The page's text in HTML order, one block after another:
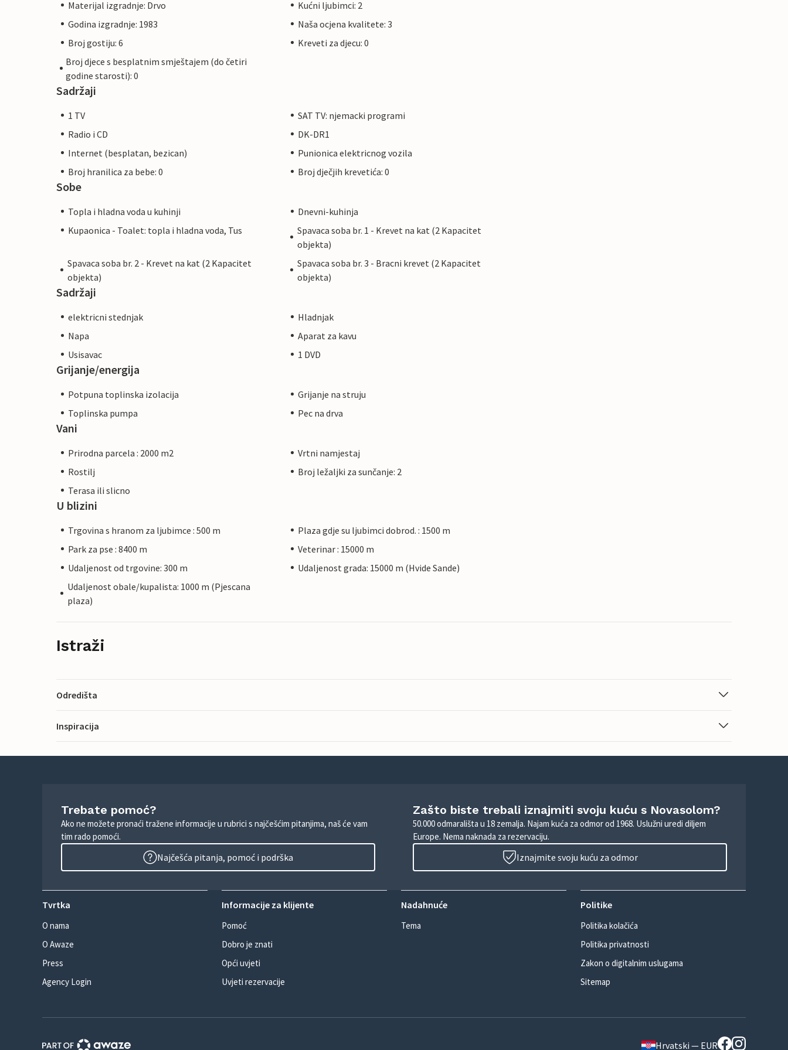
Materijal izgradnje: Drvo
Kućni ljubimci: 2
Godina izgradnje: 1983
Naša ocjena kvalitete: 3
Broj gostiju: 6
Kreveti za djecu: 0
Broj djece s besplatnim smještajem (do četiri
godine starosti): 0
Sadržaji
1 TV
SAT TV: njemacki programi
Radio i CD
DK-DR1
Internet (besplatan, bezican)
Punionica elektricnog vozila
Broj hranilica za bebe: 0
Broj dječjih krevetića: 0
Sobe
Topla i hladna voda u kuhinji
Dnevni-kuhinja
Kupaonica - Toalet: topla i hladna voda, Tus
Spavaca soba br. 1 - Krevet na kat (2 Kapacitet
objekta)
Spavaca soba br. 2 - Krevet na kat (2 Kapacitet
objekta)
Spavaca soba br. 3 - Bracni krevet (2 Kapacitet
objekta)
Sadržaji
elektricni stednjak
Hladnjak
Napa
Aparat za kavu
Usisavac
1 DVD
Grijanje/energija
Potpuna toplinska izolacija
Grijanje na struju
Toplinska pumpa
Pec na drva
Vani
Prirodna parcela : 2000 m2
Vrtni namjestaj
Rostilj
Broj ležaljki za sunčanje: 2
Terasa ili slicno
U blizini
Trgovina s hranom za ljubimce : 500 m
Plaza gdje su ljubimci dobrod. : 1500 m
Park za pse : 8400 m
Veterinar : 15000 m
Udaljenost od trgovine: 300 m
Udaljenost grada: 15000 m (Hvide Sande)
Udaljenost obale/kupalista: 1000 m (Pjescana
plaza)
Istraži
Odredišta
Inspiracija
Trebate pomoć?
Ako ne možete pronaći tražene informacije u rubrici s najčešćim pitanjima, naš će vam
tim rado pomoći.
Najčešća pitanja, pomoć i podrška
Zašto biste trebali iznajmiti svoju kuću s Novasolom?
50.000 odmarališta u 18 zemalja. Najam kuća za odmor od 1968. Uslužni uredi diljem
Europe. Nema naknada za rezervaciju.
Iznajmite svoju kuću za odmor
Tvrtka
O nama
O Awaze
Press
Agency Login
Informacije za klijente
Pomoć
Dobro je znati
Opći uvjeti
Uvjeti rezervacije
Nadahnuće
Tema
Politike
Politika kolačića
Politika privatnosti
Zakon o digitalnim uslugama
Sitemap
Hrvatski — EUR